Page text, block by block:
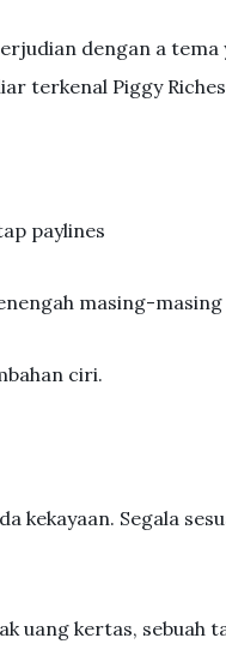
dengan a
terkenal Piggy
paylines
masing-masing
ciri.
kekayaan. Segala
uang kertas, sebuah